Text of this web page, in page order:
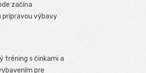
začína
prípravou výbavy
tréning s činkami a
pre